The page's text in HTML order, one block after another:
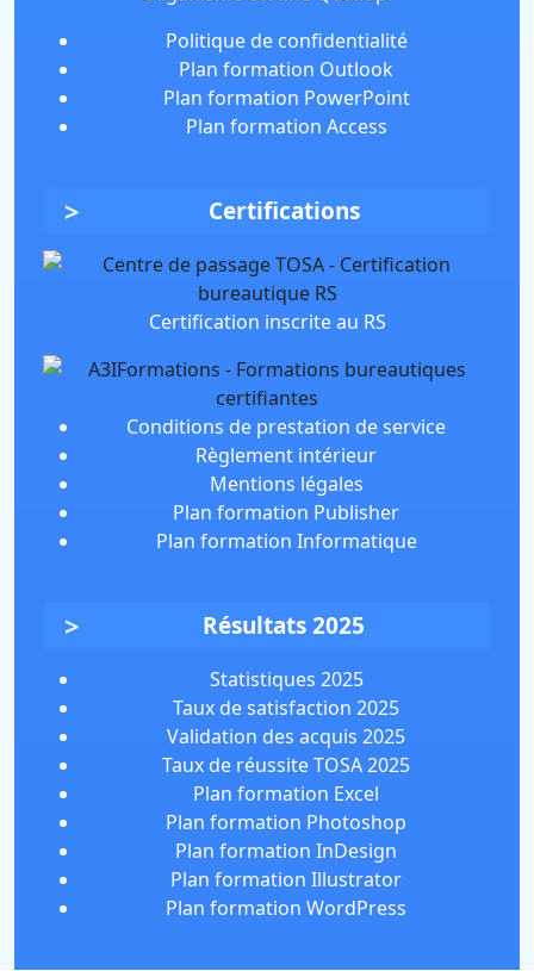
Politique de confidentialité
Plan formation Outlook
Plan formation PowerPoint
Plan formation Access
Certifications
Certification inscrite au RS
Conditions de prestation de service
Règlement intérieur
Mentions légales
Plan formation Publisher
Plan formation Informatique
Résultats 2025
Statistiques 2025
Taux de satisfaction 2025
Validation des acquis 2025
Taux de réussite TOSA 2025
Plan formation Excel
Plan formation Photoshop
Plan formation InDesign
Plan formation Illustrator
Plan formation WordPress